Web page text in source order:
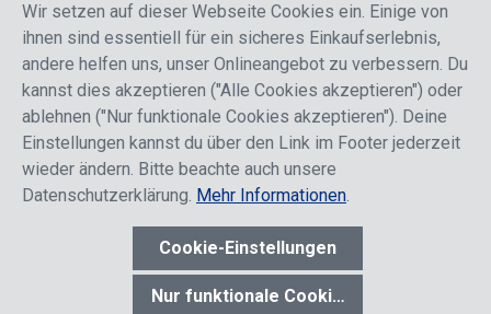
Breite Palette von Luftfahrtprodukten
Fokus auf Pilotenausbildung
Sicher einkaufen
* Alle Preise sind einschließlich der Rabatte, die je nach Login,
entweder für Endkunden oder Händler gelten und inklusive
gesetzl. Mehrwertsteuer zzgl.Versandkostenwenn nicht anders
Wir setzen auf dieser Webseite Cookies ein. Einige von
ihnen sind essentiell für ein sicheres Einkaufserlebnis,
andere helfen uns, unser Onlineangebot zu verbessern. Du
kannst dies akzeptieren ("Alle Cookies akzeptieren") oder
ablehnen ("Nur funktionale Cookies akzeptieren"). Deine
Einstellungen kannst du über den Link im Footer jederzeit
wieder ändern. Bitte beachte auch unsere
Datenschutzerklärung. Mehr Informationen.
Cookie-Einstellungen
Nur funktionale Cookies akzeptieren